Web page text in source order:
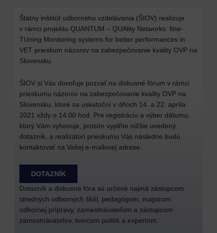
Štátny inštitút odborného vzdelávania (ŠIOV) realizuje
v rámci projektu QUANTUM – QUAlity Networks: fine-
TUning Monitoring systems for better performances in
VET prieskum názorov na zabezpečovanie kvality OVP na
Slovensku.
ŠIOV si Vás dovoľuje pozvať na diskusné fórum v rámci
prieskumu názorov na zabezpečovanie kvality OVP na
Slovensku, ktoré sa uskutoční v dňoch 14. a 22. apríla
2021 vždy o 14:00 hod. Pre registráciu a výber dátumu,
ktorý Vám vyhovuje, prosím vyplňte nižšie uvedený
dotazník, a realizátori prieskumu Vás následne budú
kontaktovať na Vašej e-mailovej adrese.
DOTAZNÍK
Dotazník a diskusné fóra sú určené najmä zástupcom
stredných odborných škôl, pedagógom, majstrom
odbornej prípravy, zamestnávateľom a zástupcom
zamestnávateľov, tvorcom politík a expertom.